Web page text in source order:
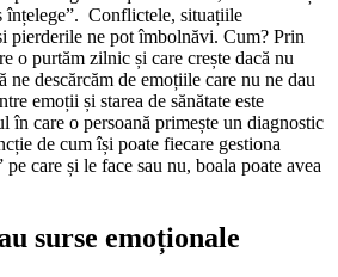
înțelege”. Conflictele, situațiile
pierderile ne pot îmbolnăvi. Cum? Prin
o purtăm zilnic și care crește dacă nu
ne descărcăm de emoțiile care nu ne dau
emoții și starea de sănătate este
în care o persoană primește un diagnostic
de cum își poate fiecare gestiona
care și le face sau nu, boala poate avea
surse emoționale